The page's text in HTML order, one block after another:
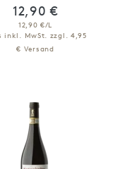
12,90 €
12,90 €/L
inkl. MwSt. zzgl. 4,95
€ Versand